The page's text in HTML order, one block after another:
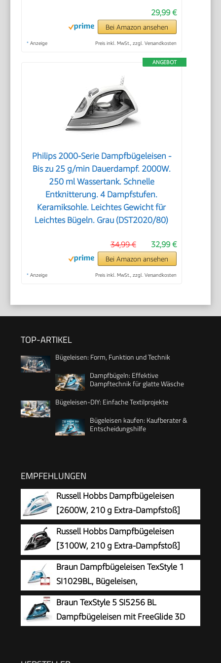
29,99 €
Bei Amazon ansehen
* Anzeige Preis inkl. MwSt., zzgl. Versandkosten
ANGEBOT
Philips 2000-Serie Dampfbügeleisen -
Bis zu 25 g/min Dauerdampf. 2000W.
250 ml Wassertank. Schnelle
Entknitterung. 4 Dampfstufen.
Keramiksohle. Leichtes Gewicht für
Leichtes Bügeln. Grau (DST2020/80)
32,99 €
34,99 €
Bei Amazon ansehen
* Anzeige Preis inkl. MwSt., zzgl. Versandkosten
TOP-ARTIKEL
Bügeleisen: Form, Funktion und Technik
Dampfbügeln: Effektive
Dampftechnik für glatte Wäsche
Bügeleisen-DIY: Einfache Textilprojekte
Bügeleisen kaufen: Kaufberater &
Entscheidungshilfe
EMPFEHLUNGEN
Russell Hobbs Dampfbügeleisen
[2600W, 210 g Extra-Dampfstoß]
Bügeleisen (300ml Wassertank,
Keramik-Bügelsohle, Selbstreinigungs- &
Sprühwasserfunktion, Antikalk & Tropfstopp, 70
g/min Dampf) 20562-56
Russell Hobbs Dampfbügeleisen
[3100W, 210 g Extra-Dampfstoß]
Bügeleisen Power (350ml Wassertank,
Keramik Bügelsohle, Selbstreinigungs- &
Sprühwasserfunktion, Antikalk & Tropfstopp,
70g/min) 20630-56
Braun Dampfbügeleisen TexStyle 1
SI1029BL, Bügeleisen,
Antihaftbeschichtete Bügelsohle, 120
g/min Dampfstoß, Leitungswassergeeignet,
schnelles Aufheizen (35 Sek.), 220 ml, 1.900
Braun TexStyle 5 SI5256 BL
Dampfbügeleisen mit FreeGlide 3D
Dampfstoß, 300ml Wassertank, 2600W,